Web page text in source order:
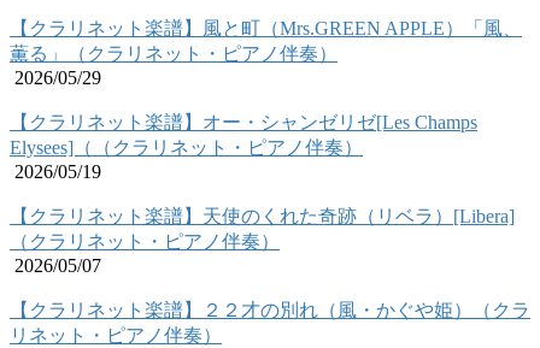
【クラリネット楽譜】風と町（Mrs.GREEN APPLE）「風、
薫る」（クラリネット・ピアノ伴奏）
2026/05/29
【クラリネット楽譜】オー・シャンゼリゼ[Les Champs
Elysees]（（クラリネット・ピアノ伴奏）
2026/05/19
【クラリネット楽譜】天使のくれた奇跡（リベラ）[Libera]
（クラリネット・ピアノ伴奏）
2026/05/07
【クラリネット楽譜】２２才の別れ（風・かぐや姫）（クラ
リネット・ピアノ伴奏）